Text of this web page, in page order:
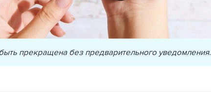
прекращена без предварительного уведомления.